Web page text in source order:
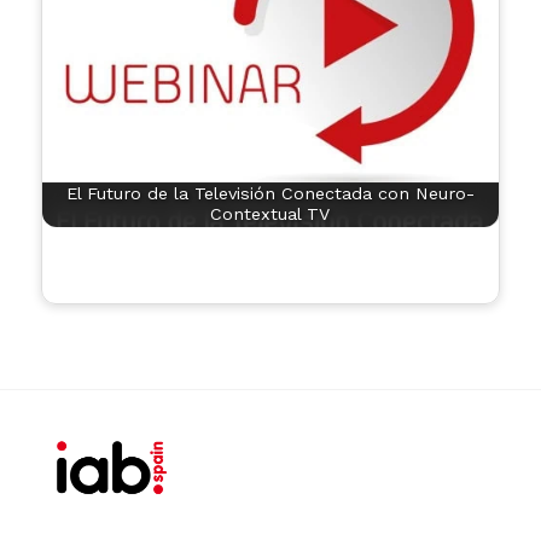
El Futuro de la Televisión Conectada con Neuro-
Contextual TV